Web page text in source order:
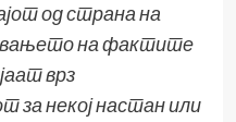
од страна на
на фактите
врз
некој настан или